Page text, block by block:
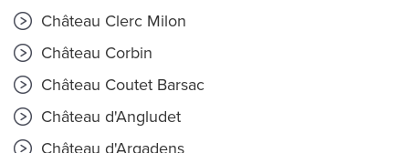
Château Clerc Milon
Château Corbin
Château Coutet Barsac
Château d'Angludet
Château d'Argadens